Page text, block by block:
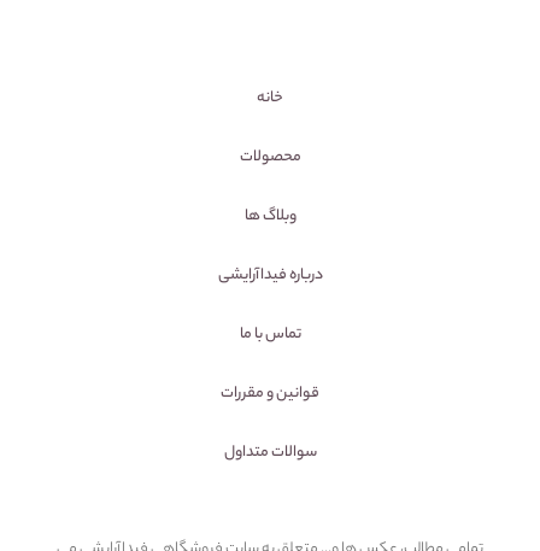
خانه
محصولات
وبلاگ ها
درباره فیداآرایشی
تماس با ما
قوانین و مقررات
سوالات متداول